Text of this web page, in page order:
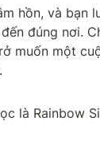
hồn, và bạn
đúng nơi.
muốn một
là Rainbow